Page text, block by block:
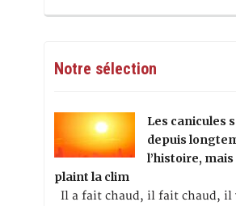
Notre sélection
Les canicules
depuis
l’histoire,
plaint la clim
Il a fait chaud, il fait chaud, il